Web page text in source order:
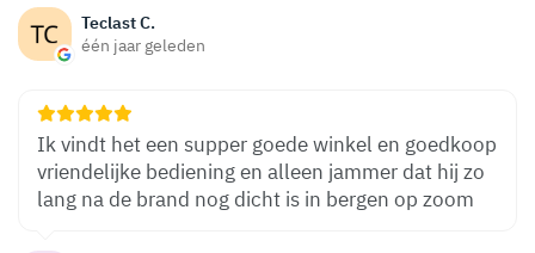
Teclast C.
één jaar geleden
Ik vindt het een supper goede winkel en goedkoop
vriendelijke bediening en alleen jammer dat hij zo
lang na de brand nog dicht is in bergen op zoom